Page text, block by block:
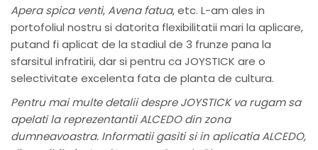
Apera spica venti,Avena fatua, etc. L-am ales in
portofoliul nostru si datorita flexibilitatii mari la aplicare,
putand fi aplicat de la stadiul de 3 frunze pana la
sfarsitul infratirii, dar si pentru ca JOYSTICK are o
selectivitate excelenta fata de planta de cultura.
Pentru mai multe detalii despre JOYSTICK va rugam sa
apelati la reprezentantii ALCEDO din zona
dumneavoastra. Informatii gasiti si in aplicatia ALCEDO,